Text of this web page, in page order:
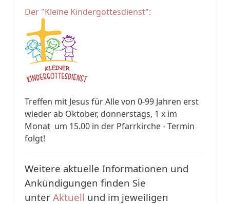
Der "Kleine Kindergottesdienst":
Treffen mit Jesus für Alle von 0-99 Jahren erst
wieder ab Oktober, donnerstags, 1 x im
Monat um 15.00 in der Pfarrkirche - Termin
folgt!
Weitere aktuelle Informationen und
Ankündigungen finden Sie
unter Aktuell und im jeweiligen